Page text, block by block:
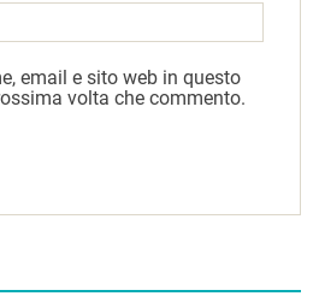
email e sito web in questo
volta che commento.